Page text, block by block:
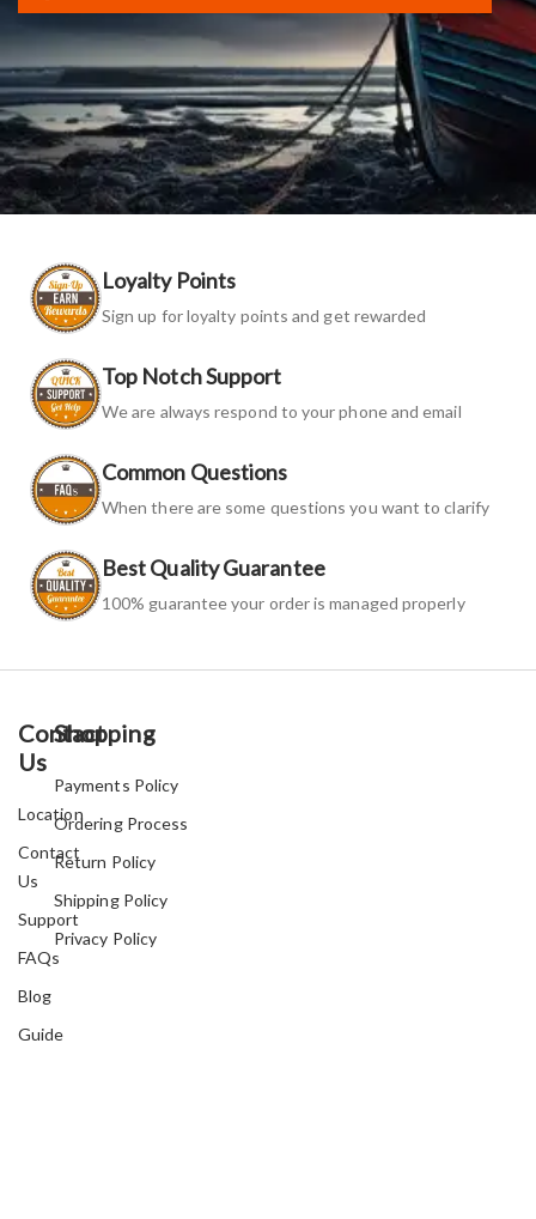
Loyalty Points
Sign up for loyalty points and get rewarded
Top Notch Support
We are always respond to your phone and email
Common Questions
When there are some questions you want to clarify
Best Quality Guarantee
100% guarantee your order is managed properly
Contact
Us
Location
Contact
Us
Support
FAQs
Blog
Guide
Shopping
Payments Policy
Ordering Process
Return Policy
Shipping Policy
Privacy Policy